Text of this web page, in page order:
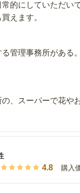
的にしていただい
えます。
る管理事務所がある
、スーパーで花や
4.8 購入